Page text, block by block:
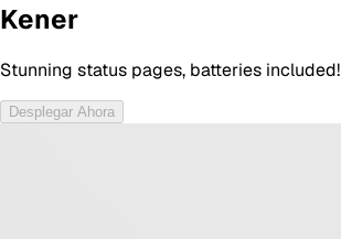
Kener
Stunning status pages, batteries included!
Desplegar Ahora